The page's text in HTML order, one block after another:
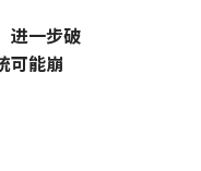
进一步破
可能崩